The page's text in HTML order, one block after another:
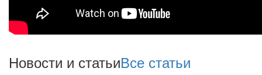
Новости и статьиВсе статьи